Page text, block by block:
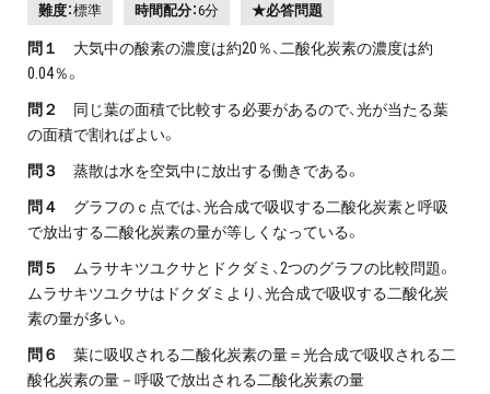
難度：標準 時間配分：6分 ★必答問題
問１
大気中の酸素の濃度は約20％、二酸化炭素の濃度は約
0.04％。
問２
同じ葉の面積で比較する必要があるので、光が当たる葉
の面積で割ればよい。
問３ 蒸散は水を空気中に放出する働きである。
問４
グラフのｃ点では、光合成で吸収する二酸化炭素と呼吸
で放出する二酸化炭素の量が等しくなっている。
問５
ムラサキツユクサとドクダミ、2つのグラフの比較問題。
ムラサキツユクサはドクダミより、光合成で吸収する二酸化炭
素の量が多い。
問６
葉に吸収される二酸化炭素の量＝光合成で吸収される二
酸化炭素の量－呼吸で放出される二酸化炭素の量